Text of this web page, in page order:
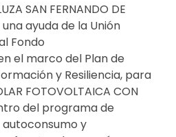
SAN FERNANDO DE
ayuda de la Unión
Fondo
el marco del Plan de
y Resiliencia, para
FOTOVOLTAICA CON
del programa de
y